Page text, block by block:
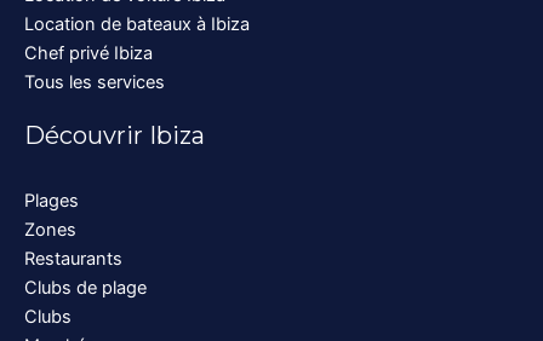
Location de bateaux à Ibiza
Chef privé Ibiza
Tous les services
Découvrir Ibiza
Plages
Zones
Restaurants
Clubs de plage
Clubs